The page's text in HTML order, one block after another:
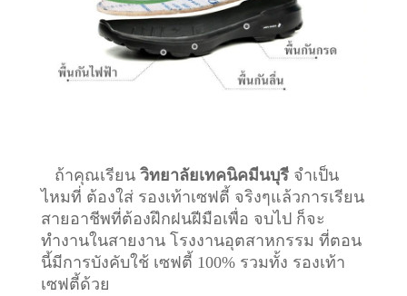
ถ้าคุณเรียน วิทยาลัยเทคนิคมีนบุรีจำเป็น
ไหมที่ ต้องใส่ รองเท้าเซฟตี้ จริงๆแล้วการเรียน
สายอาชีพที่ต้องฝึกฝนฝีมือเพื่อ จบไป ก็จะ
ทำงานในสายงาน โรงงานอุตสาหกรรม ที่ตอน
นี้มีการบังคับใช้ เซฟตี้ 100% รวมทั้ง รองเท้า
เซฟตี้ด้วย